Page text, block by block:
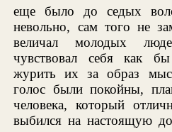
еще было до седых
невольно, сам того не
величал молодых
чувствовал себя как
журить их за образ
голос были покойны,
человека, который
выбился на настоящую